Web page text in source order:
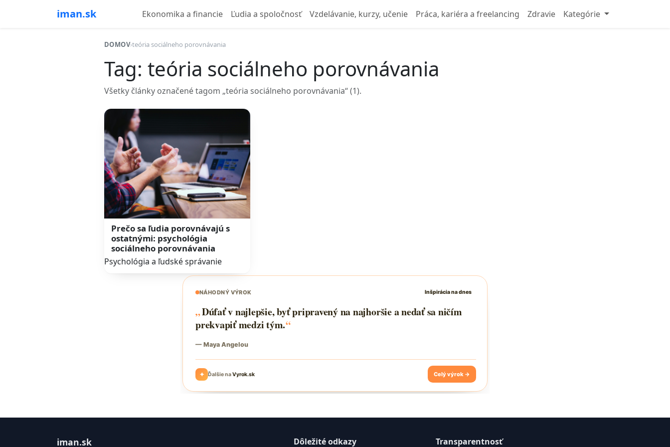
iman.sk Ekonomika a financie Ľudia a spoločnosť Vzdelávanie, kurzy, učenie Práca, kariéra a freelancing Zdravie Kategórie
DOMOV›teória sociálneho porovnávania
Tag: teória sociálneho porovnávania
Všetky články označené tagom „teória sociálneho porovnávania“ (1).
Prečo sa ľudia porovnávajú s
ostatnými: psychológia
sociálneho porovnávania
Psychológia a ľudské správanie
iman.sk Dôležité odkazy Transparentnosť